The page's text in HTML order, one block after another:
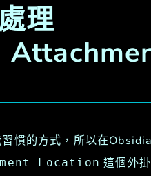
理
慣的方式，所以在
Location 這個外